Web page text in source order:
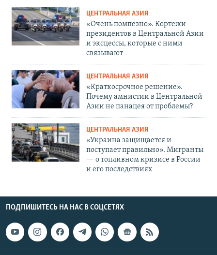
ЦЕНТРАЛЬНАЯ АЗИЯ
«Очень помпезно». Кортежи
президентов в Центральной Азии
и эксцессы, которые с ними
связывают
ЦЕНТРАЛЬНАЯ АЗИЯ
«Краткосрочное решение».
Почему амнистии в Центральной
Азии не панацея от проблемы?
ЦЕНТРАЛЬНАЯ АЗИЯ
«Украина защищается и
поступает правильно». Мигранты
— о топливном кризисе в России
и его последствиях
ПОДПИШИТЕСЬ НА НАС В СОЦСЕТЯХ